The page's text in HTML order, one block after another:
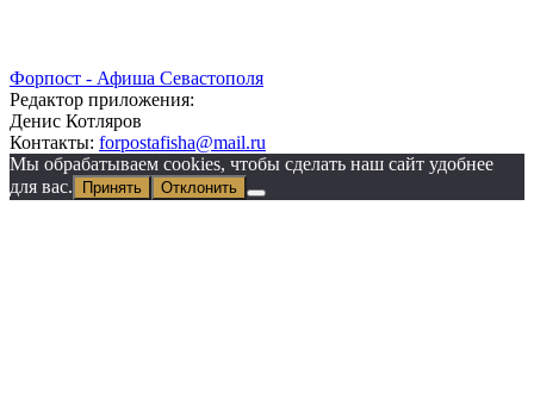
Форпост - Афиша Севастополя
Редактор приложения:
Денис Котляров
Контакты: forpostafisha@mail.ru
Мы обрабатываем cookies, чтобы сделать наш сайт удобнее
для вас.
Принять Отклонить